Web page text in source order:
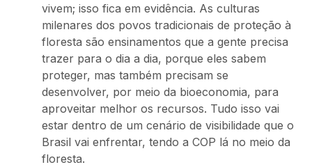
vivem; isso fica em evidência. As culturas
milenares dos povos tradicionais de proteção à
floresta são ensinamentos que a gente precisa
trazer para o dia a dia, porque eles sabem
proteger, mas também precisam se
desenvolver, por meio da bioeconomia, para
aproveitar melhor os recursos. Tudo isso vai
estar dentro de um cenário de visibilidade que o
Brasil vai enfrentar, tendo a COP lá no meio da
floresta.